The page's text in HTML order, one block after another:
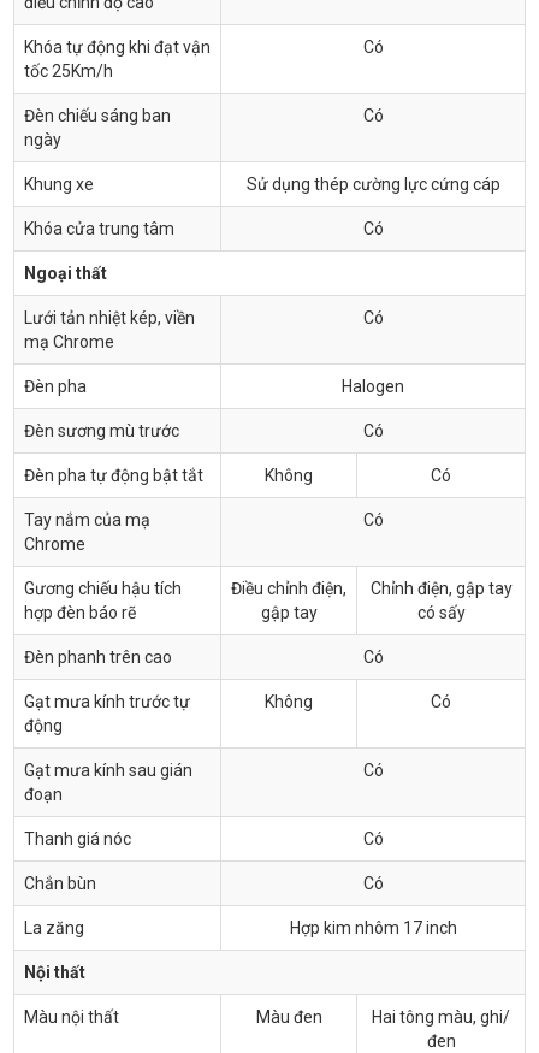
Khóa tự động khi đạt vận
tốc 25Km/h
Có
Đèn chiếu sáng ban
ngày
Có
Khung xe Sử dụng thép cường lực cứng cáp
Khóa cửa trung tâm Có
Ngoại thất
Lưới tản nhiệt kép, viền
mạ Chrome
Có
Đèn pha Halogen
Đèn sương mù trước Có
Đèn pha tự động bật tắt Không Có
Tay nắm của mạ
Chrome
Có
Gương chiếu hậu tích
hợp đèn báo rẽ
Điều chỉnh điện,
gập tay
Chỉnh điện, gập tay
có sấy
Đèn phanh trên cao Có
Gạt mưa kính trước tự
động
Không Có
Gạt mưa kính sau gián
đoạn
Có
Thanh giá nóc Có
Chắn bùn Có
La zăng Hợp kim nhôm 17 inch
Nội thất
Màu nội thất Màu đen
Hai tông màu, ghi/
đen